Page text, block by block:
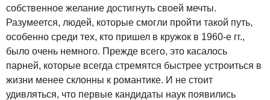
собственное желание достигнуть своей мечты.
Разумеется, людей, которые смогли пройти такой путь,
особенно среди тех, кто пришел в кружок в 1960-е гг.,
было очень немного. Прежде всего, это касалось
парней, которые всегда стремятся быстрее устроиться в
жизни менее склонны к романтике. И не стоит
удивляться, что первые кандидаты наук появились